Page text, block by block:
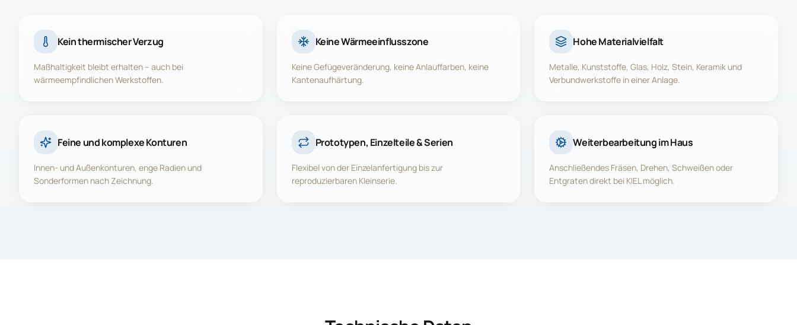
Kein thermischer Verzug
Maßhaltigkeit bleibt erhalten – auch bei
wärmeempfindlichen Werkstoffen.
Keine Wärmeeinflusszone
Keine Gefügeveränderung, keine Anlauffarben, keine
Kantenaufhärtung.
Hohe Materialvielfalt
Metalle, Kunststoffe, Glas, Holz, Stein, Keramik und
Verbundwerkstoffe in einer Anlage.
Feine und komplexe Konturen
Innen- und Außenkonturen, enge Radien und
Sonderformen nach Zeichnung.
Prototypen, Einzelteile & Serien
Flexibel von der Einzelanfertigung bis zur
reproduzierbaren Kleinserie.
Weiterbearbeitung im Haus
Anschließendes Fräsen, Drehen, Schweißen oder
Entgraten direkt bei KIEL möglich.